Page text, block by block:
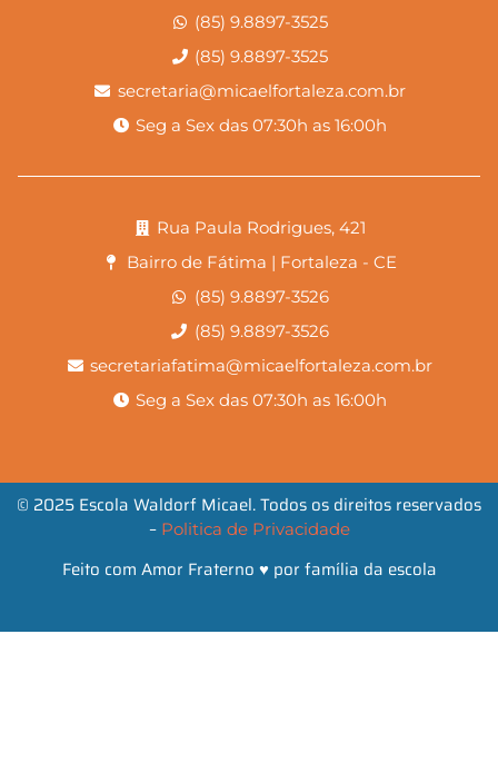
(85) 9.8897-3525
(85) 9.8897-3525
secretaria@micaelfortaleza.com.br
Seg a Sex das 07:30h as 16:00h
Rua Paula Rodrigues, 421
Bairro de Fátima | Fortaleza - CE
(85) 9.8897-3526
(85) 9.8897-3526
secretariafatima@micaelfortaleza.com.br
Seg a Sex das 07:30h as 16:00h
© 2025 Escola Waldorf Micael. Todos os direitos reservados
– Politica de Privacidade
Feito com Amor Fraterno ♥ por família da escola